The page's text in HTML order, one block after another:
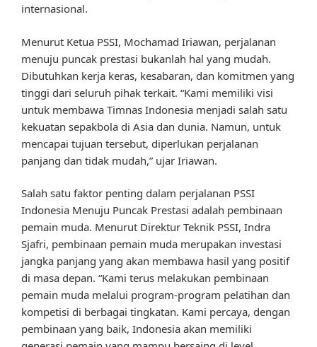
internasional.
Menurut Ketua PSSI, Mochamad Iriawan, perjalanan
menuju puncak prestasi bukanlah hal yang mudah.
Dibutuhkan kerja keras, kesabaran, dan komitmen yang
tinggi dari seluruh pihak terkait. “Kami memiliki visi
untuk membawa Timnas Indonesia menjadi salah satu
kekuatan sepakbola di Asia dan dunia. Namun, untuk
mencapai tujuan tersebut, diperlukan perjalanan
panjang dan tidak mudah,” ujar Iriawan.
Salah satu faktor penting dalam perjalanan PSSI
Indonesia Menuju Puncak Prestasi adalah pembinaan
pemain muda. Menurut Direktur Teknik PSSI, Indra
Sjafri, pembinaan pemain muda merupakan investasi
jangka panjang yang akan membawa hasil yang positif
di masa depan. “Kami terus melakukan pembinaan
pemain muda melalui program-program pelatihan dan
kompetisi di berbagai tingkatan. Kami percaya, dengan
pembinaan yang baik, Indonesia akan memiliki